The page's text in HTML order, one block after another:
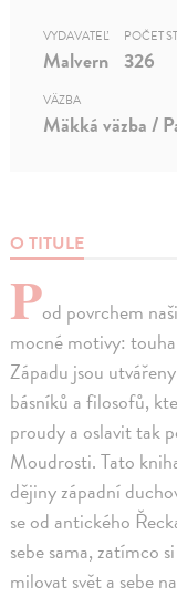
O TITULE
Pod povrchem
mocné motivy:
Západu jsou
básníků a filosofů,
proudy a oslavit tak
Moudrosti. Tato
dějiny západní
se od antického
sebe sama, zatímco
milovat svět a sebe
VYDAVATEĽ
Malvern
POČET
326
VÄZBA
Mäkká väzba /